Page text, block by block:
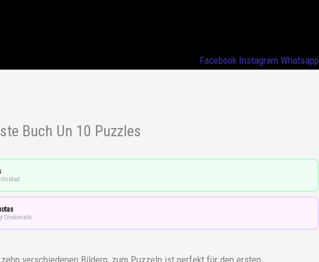
Facebook Instagram Whatsapp
Buch Un 10 Puzzles
Credomatic